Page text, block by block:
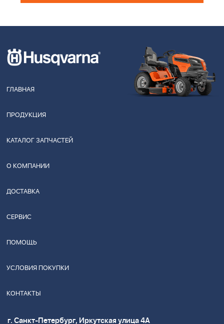
ГЛАВНАЯ
ПРОДУКЦИЯ
КАТАЛОГ ЗАПЧАСТЕЙ
О КОМПАНИИ
ДОСТАВКА
СЕРВИС
ПОМОЩЬ
УСЛОВИЯ ПОКУПКИ
КОНТАКТЫ
г. Санкт-Петербург, Иркутская улица 4А